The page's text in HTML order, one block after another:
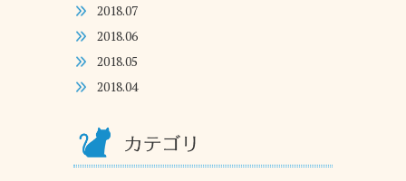
2018.07
2018.06
2018.05
2018.04